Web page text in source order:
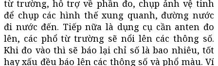
từ trường, hỗ trợ về phần đo, chụp ảnh vệ tinh
để chụp các hình thế xung quanh, đường nước
đi nước đến. Tiếp nữa là dụng cụ cần anten đo
lên, các phổ từ trường sẽ nổi lên các thông số.
Khi đo vào thì sẽ báo lại chỉ số là bao nhiêu, tốt
hay xấu đều báo lên các thông số và phổ màu. Ví